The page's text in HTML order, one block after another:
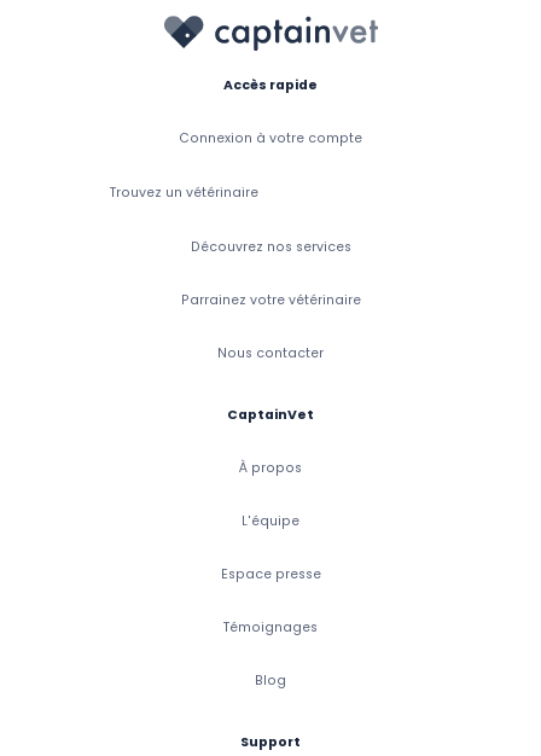
Accès rapide
Connexion à votre compte
Trouvez un vétérinaire
Découvrez nos services
Parrainez votre vétérinaire
Nous contacter
CaptainVet
À propos
L'équipe
Espace presse
Témoignages
Blog
Support